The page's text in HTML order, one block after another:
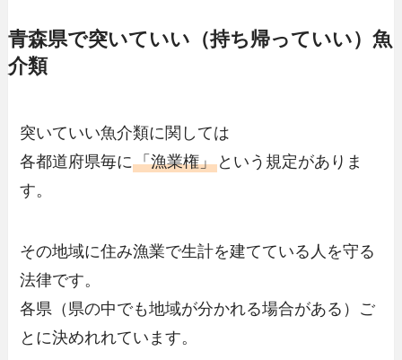
青森県で突いていい（持ち帰っていい）魚
介類
突いていい魚介類に関しては
各都道府県毎に「漁業権」 という規定がありま
す。
その地域に住み漁業で生計を建てている人を守る
法律です。
各県（県の中でも地域が分かれる場合がある）ご
とに決めれれています。